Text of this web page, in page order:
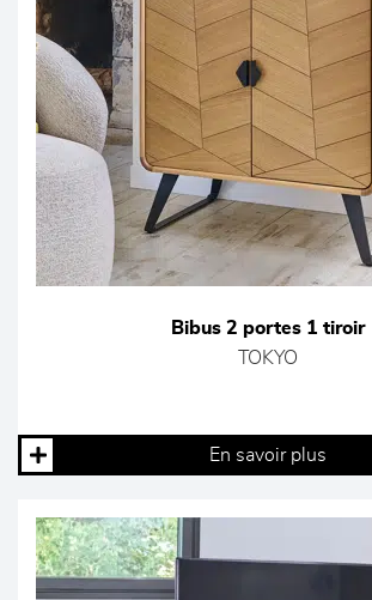
Bibus 2 portes 1 tiroir
TOKYO
En savoir plus